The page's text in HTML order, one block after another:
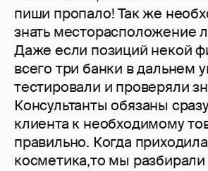
пиши пропало! Так же
знать месторасположение
Даже если позиций некой
всего три банки в дальнем
тестировали и проверяли
Консультанты обязаны
клиента к необходимому
правильно. Когда приходила
косметика,то мы